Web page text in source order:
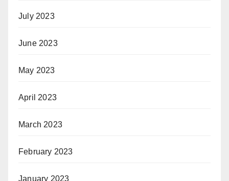
July 2023
June 2023
May 2023
April 2023
March 2023
February 2023
January 2023